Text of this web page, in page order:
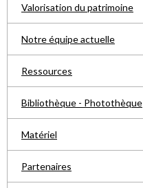
Valorisation du patrimoine
Notre équipe actuelle
Ressources
Bibliothèque - Photothèque
Matériel
Partenaires